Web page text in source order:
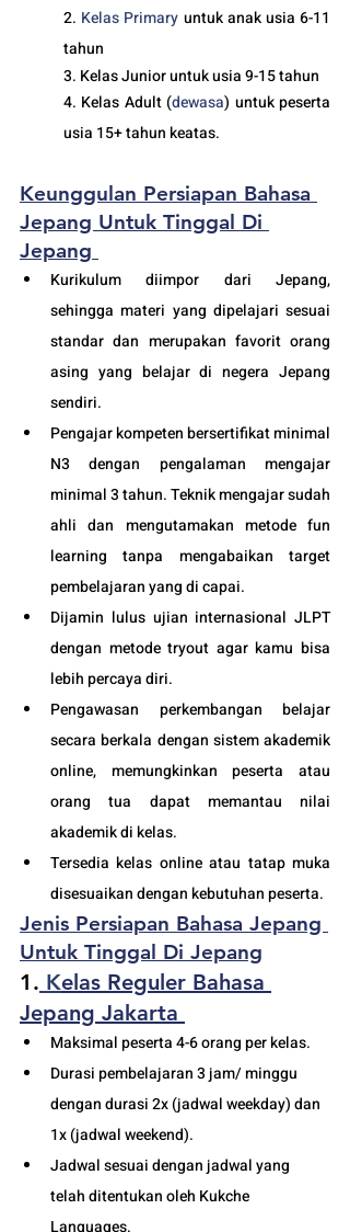
2. Kelas Primary untuk anak usia 6-11
tahun
3. Kelas Junior untuk usia 9-15 tahun
4. Kelas Adult (dewasa) untuk peserta
usia 15+ tahun keatas.
Keunggulan Persiapan Bahasa
Jepang Untuk Tinggal Di
Jepang
Kurikulum diimpor dari Jepang,
sehingga materi yang dipelajari sesuai
standar dan merupakan favorit orang
asing yang belajar di negera Jepang
sendiri.
Pengajar kompeten bersertifikat minimal
N3 dengan pengalaman mengajar
minimal 3 tahun. Teknik mengajar sudah
ahli dan mengutamakan metode fun
learning tanpa mengabaikan target
pembelajaran yang di capai.
Dijamin lulus ujian internasional JLPT
dengan metode tryout agar kamu bisa
lebih percaya diri.
Pengawasan perkembangan belajar
secara berkala dengan sistem akademik
online, memungkinkan peserta atau
orang tua dapat memantau nilai
akademik di kelas.
Tersedia kelas online atau tatap muka
disesuaikan dengan kebutuhan peserta.
Jenis Persiapan Bahasa Jepang
Untuk Tinggal Di Jepang
1. Kelas Reguler Bahasa
Jepang Jakarta
Maksimal peserta 4-6 orang per kelas.
Durasi pembelajaran 3 jam/ minggu
dengan durasi 2x (jadwal weekday) dan
1x (jadwal weekend).
Jadwal sesuai dengan jadwal yang
telah ditentukan oleh Kukche
Languages.